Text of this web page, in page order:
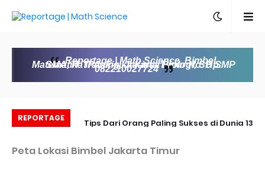
Reportage | Math Science, Bimbel
Matematika IPA, Fisika Kimia Biologi, SD SMP SMA, IT Training, Jakarta Timur No. Hp:
082210027724
REPORTAGE
13 Tips Dari Orang Paling Sukses di Dunia
Aljabar
Peta Lokasi Bimbel Jakarta Timur